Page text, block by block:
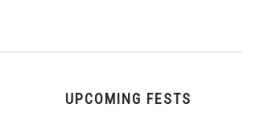
UPCOMING FESTS